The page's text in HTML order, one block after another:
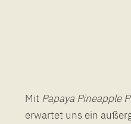
Mit Papaya Pineapple
erwartet uns ein